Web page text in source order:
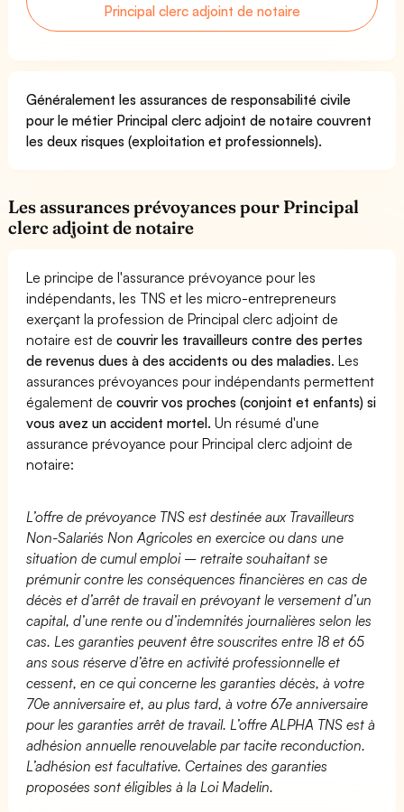
Principal clerc adjoint de notaire
Généralement les assurances de responsabilité civile
pour le métier Principal clerc adjoint de notaire couvrent
les deux risques (exploitation et professionnels).
Les assurances prévoyances pour Principal
clerc adjoint de notaire
Le principe de l'assurance prévoyance pour les
indépendants, les TNS et les micro-entrepreneurs
exerçant la profession de Principal clerc adjoint de
notaire est decouvrir les travailleurs contre des pertes
de revenus dues à des accidents ou des maladies. Les
assurances prévoyances pour indépendants permettent
également decouvrir vos proches (conjoint et enfants) si
vous avez un accident mortel. Un résumé d'une
assurance prévoyance pour Principal clerc adjoint de
notaire:
L’offre de prévoyance TNS est destinée aux Travailleurs
Non-Salariés Non Agricoles en exercice ou dans une
situation de cumul emploi – retraite souhaitant se
prémunir contre les conséquences financières en cas de
décès et d’arrêt de travail en prévoyant le versement d’un
capital, d’une rente ou d’indemnités journalières selon les
cas. Les garanties peuvent être souscrites entre 18 et 65
ans sous réserve d’être en activité professionnelle et
cessent, en ce qui concerne les garanties décès, à votre
70e anniversaire et, au plus tard, à votre 67e anniversaire
pour les garanties arrêt de travail. L’offre ALPHA TNS est à
adhésion annuelle renouvelable par tacite reconduction.
L’adhésion est facultative. Certaines des garanties
proposées sont éligibles à la Loi Madelin.